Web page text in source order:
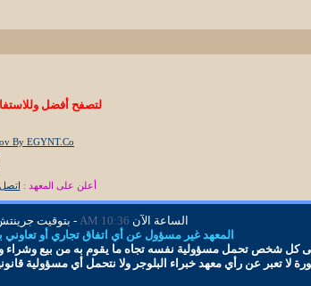
لتصفح أفضل
By EGYNT.Co
أعلن على المعهد : اتصل
الساعة الآن 10:36 AM
- بتوقيت
المعهد غير مسؤول عن أي اتفاق تجاري أو تعاوني
كل شخص تحمل مسؤولية نفسه تجاه ما يقوم به من بيع وشراء
لا تعبر عن رأي معهدخبراء البلوجر ولا نتحمل أي مسؤولية